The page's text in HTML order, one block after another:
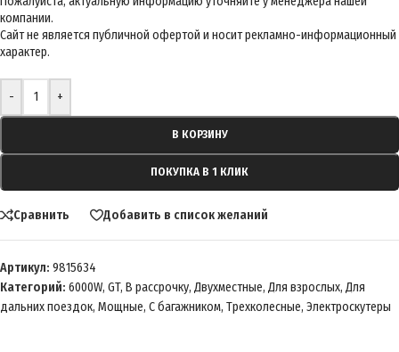
- +
В КОРЗИНУ
ПОКУПКА В 1 КЛИК
Сравнить Добавить в список желаний
Артикул: 9815634
Категорий: 6000W, GT, В рассрочку, Двухместные, Для взрослых, Для
дальних поездок, Мощные, С багажником, Трехколесные, Электроскутеры